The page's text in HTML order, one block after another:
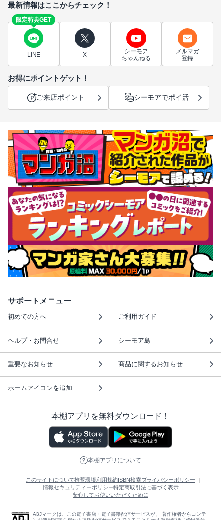
最新情報はここからチェック！
限定特典GET
LINE X
シーモア
ちゃんねる
メルマガ
登録
お得にポイントゲット！
ご来店ポイント シーモアでポイ活
サポートメニュー
初めての方へ ご利用ガイド
ヘルプ・お問合せ シーモア島
重要なお知らせ 商品に関するお知らせ
ホームアイコンを追加
本棚アプリを無料ダウンロード！
本棚アプリについて
このサイトについて推奨環境利用規約ISBN検索プライバシーポリシー
情報セキュリティーポリシー特定商取引法に基づく表示
安心してお使いいただくために
ABJマークは、この電子書店・電子書籍配信サービスが、 著作権者からコンテ